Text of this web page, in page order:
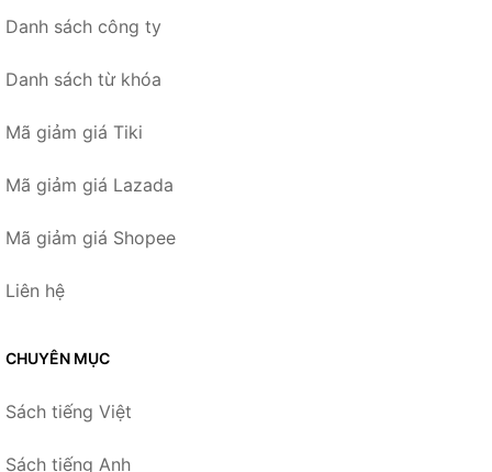
Danh sách công ty
Danh sách từ khóa
Mã giảm giá Tiki
Mã giảm giá Lazada
Mã giảm giá Shopee
Liên hệ
CHUYÊN MỤC
Sách tiếng Việt
Sách tiếng Anh